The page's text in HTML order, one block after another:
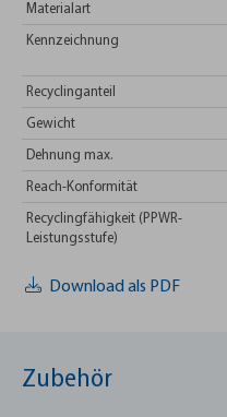
Materialart
Kennzeichnung
Recyclinganteil
Gewicht
Dehnung max.
Reach-Konformität
Recyclingfähigkeit (PPWR-
Leistungsstufe)
Download als PDF
Zubehör